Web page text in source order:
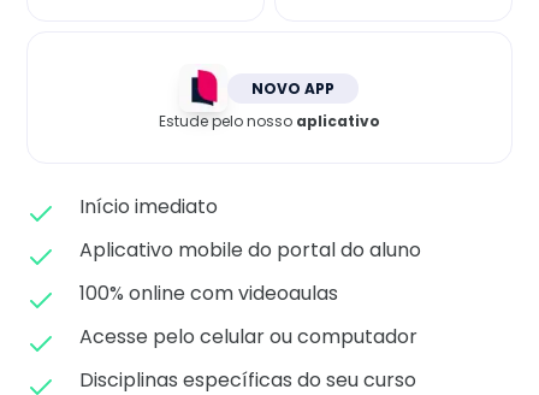
NOVO APP
Estude pelo nosso aplicativo
Início imediato
Aplicativo mobile do portal do aluno
100% online com videoaulas
Acesse pelo celular ou computador
Disciplinas específicas do seu curso